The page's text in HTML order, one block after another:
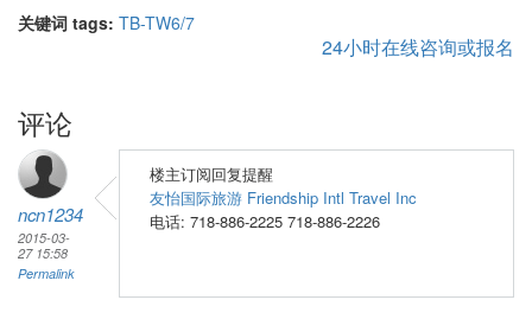
关键词 tags: TB-TW6/7
24小时在线咨询或报名
评论
ncn1234
2015-03-
27 15:58
Permalink
楼主订阅回复提醒
友怡国际旅游 Friendship Intl Travel Inc
电话: 718-886-2225 718-886-2226